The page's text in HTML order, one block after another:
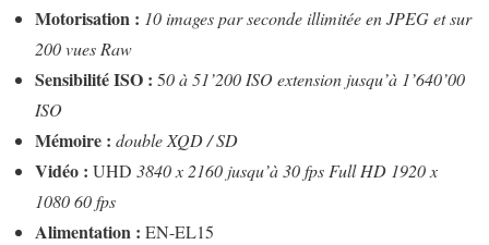
Motorisation : 10 images par seconde illimitée en JPEG et sur
200 vues Raw
Sensibilité ISO : 50 à 51’200 ISO extension jusqu’à 1’640’00
ISO
Mémoire : double XQD / SD
Vidéo : UHD 3840 x 2160 jusqu’à 30 fps Full HD 1920 x
1080 60 fps
Alimentation : EN-EL15